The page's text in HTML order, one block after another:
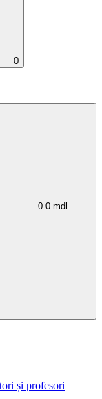
0
0 0 mdl
și profesori